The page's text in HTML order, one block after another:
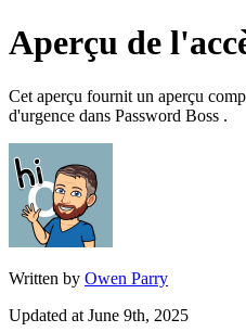
Aperçu de
Cet aperçu fournit un aperçu
d'urgence dans Password Boss .
Written by Owen Parry
Updated at June 9th, 2025